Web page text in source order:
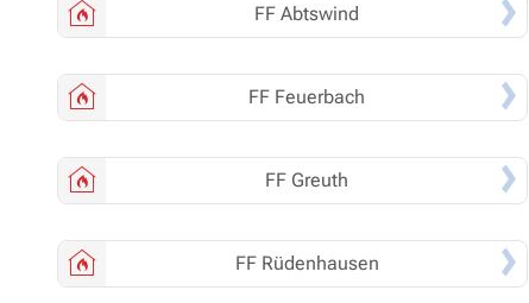
FF Abtswind
FF Feuerbach
FF Greuth
FF Rüdenhausen